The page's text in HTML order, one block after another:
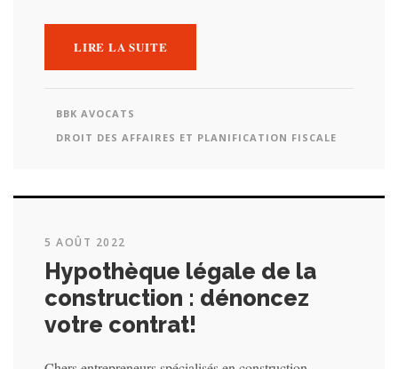
LIRE LA SUITE
BBK AVOCATS
DROIT DES AFFAIRES ET PLANIFICATION FISCALE
5 AOÛT 2022
Hypothèque légale de la
construction : dénoncez
votre contrat!